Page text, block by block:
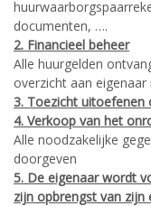
documenten, ….
2. Financieel beheer
Alle huurgelden
overzicht aan
3. Toezicht uitoefenen
4. Verkoop van het
Alle noodzakelijke
doorgeven
5. De eigenaar wordt
zijn opbrengst van zijn